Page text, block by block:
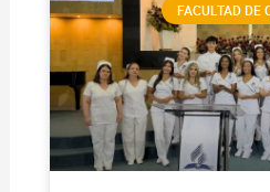
FACULTAD DE